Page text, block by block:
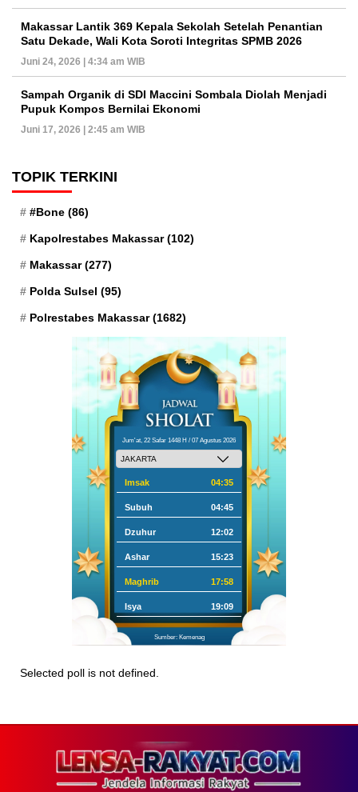
Makassar Lantik 369 Kepala Sekolah Setelah Penantian
Satu Dekade, Wali Kota Soroti Integritas SPMB 2026
Juni 24, 2026 | 4:34 am WIB
Sampah Organik di SDI Maccini Sombala Diolah Menjadi
Pupuk Kompos Bernilai Ekonomi
Juni 17, 2026 | 2:45 am WIB
TOPIK TERKINI
#Bone (86)
Kapolrestabes Makassar(102)
Makassar(277)
Polda Sulsel (95)
Polrestabes Makassar(1682)
Jum'at, 22 Safar 1448 H / 07 Agustus 2026
Imsak 04:35
Subuh 04:45
Dzuhur 12:02
Ashar 15:23
Maghrib 17:58
Isya 19:09
Sumber: Kemenag
Selected poll is not defined.